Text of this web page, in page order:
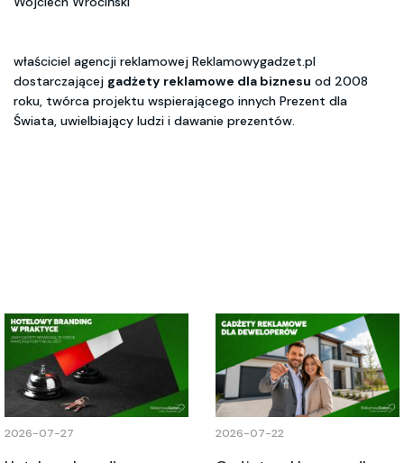
właściciel agencji reklamowej Reklamowygadzet.pl
dostarczającej gadżety reklamowe dla biznesu od 2008
roku, twórca projektu wspierającego innych Prezent dla
Świata, uwielbiający ludzi i dawanie prezentów.
2026-07-27 2026-07-22